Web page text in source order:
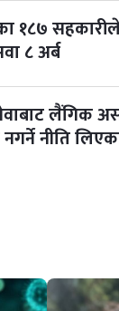
१८७ सहकारीले
८ अर्ब
लैंगिक
नीति